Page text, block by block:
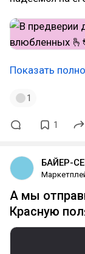
Показать
1
1
БАЙЕР-
А мы
Красную